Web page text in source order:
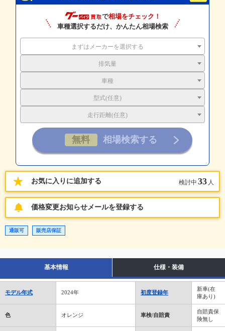
で相場をチェック！
車種選択するだけ、かんたん相場検索
まずはメーカーを選択する
排気量
車種
型式(任意)
走行距離(任意)
お気に入りに追加する 検討中 33 人
価格変更お知らせメールを登録する
通販可 販売店保証
基本情報 仕様・装備
モデル年式 2024年 初度登録年
新車(在
庫あり)
色 オレンジ 車検/自賠責
自賠責保
険無し